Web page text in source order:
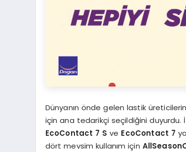
Dünyanın önde gelen lastik
için ana tedarikçi seçildiğini duyurdu.
EcoContact 7 S ve EcoContact 7
dört mevsim kullanım için